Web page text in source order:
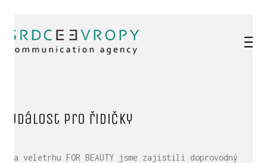
Událost pro řidičky
Na veletrhu FOR BEAUTY jsme zajistili doprovodný